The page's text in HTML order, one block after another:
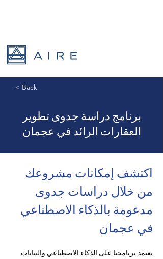
< Back
برنامج دراسة جدوى تطوير
العقارات الرائد في عجمان
اكتشف إمكانات مشروعك
من خلال دراسات جدوى
مدعومة بالذكاء الاصطناعي
في عجمان
يعتمد برنامجنا على الذكاء الاصطناعي والبيانات